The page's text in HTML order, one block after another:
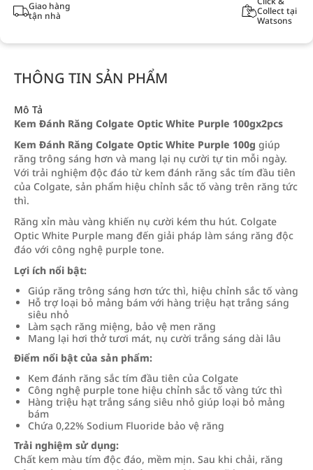
Giao hàng
tận nhà
Collect tại
Watsons
THÔNG TIN SẢN PHẨM
Mô Tả
Kem Đánh Răng Colgate Optic White Purple 100gx2pcs
Kem Đánh Răng Colgate Optic White Purple 100g giúp
răng trông sáng hơn và mang lại nụ cười tự tin mỗi ngày.
Với trải nghiệm độc đáo từ kem đánh răng sắc tím đầu tiên
của Colgate, sản phẩm hiệu chỉnh sắc tố vàng trên răng tức
thì.
Răng xỉn màu vàng khiến nụ cười kém thu hút. Colgate
Optic White Purple mang đến giải pháp làm sáng răng độc
đáo với công nghệ purple tone.
Lợi ích nổi bật:
Giúp răng trông sáng hơn tức thì, hiệu chỉnh sắc tố vàng
Hỗ trợ loại bỏ mảng bám với hàng triệu hạt trắng sáng
siêu nhỏ
Làm sạch răng miệng, bảo vệ men răng
Mang lại hơi thở tươi mát, nụ cười trắng sáng dài lâu
Điểm nổi bật của sản phẩm:
Kem đánh răng sắc tím đầu tiên của Colgate
Công nghệ purple tone hiệu chỉnh sắc tố vàng tức thì
Hàng triệu hạt trắng sáng siêu nhỏ giúp loại bỏ mảng
bám
Chứa 0,22% Sodium Fluoride bảo vệ răng
Trải nghiệm sử dụng:
Chất kem màu tím độc đáo, mềm mịn. Sau khi chải, răng